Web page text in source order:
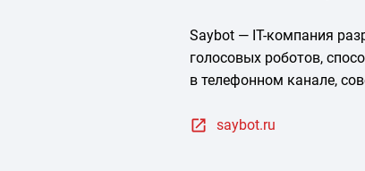
Saybot — IT-компания
голосовых роботов,
в телефонном канале,
saybot.ru